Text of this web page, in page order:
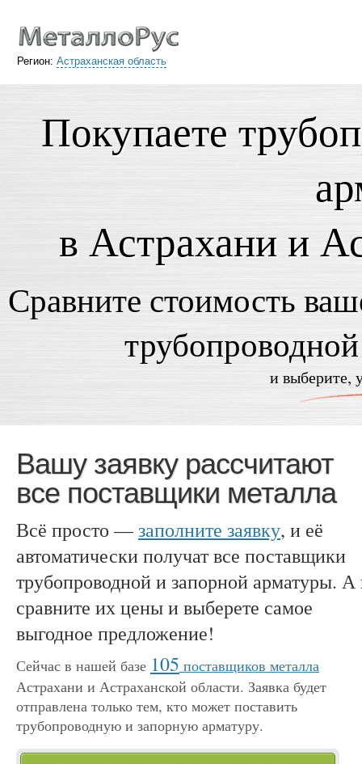
Регион: Астраханская область
Покупаете
в Астрахани и
Сравните стоимость
и выберите,
Вашу заявку рассчитают
все поставщики металла
Всё просто —заполните заявку, и её
автоматически получат все поставщики
трубопроводной и запорной арматуры.
сравните их цены и выберете самое
выгодное предложение!
Сейчас в нашей базе 105 поставщиков металла
Астрахани и Астраханской области. Заявка будет
отправлена только тем, кто может поставить
трубопроводную и запорную арматуру.